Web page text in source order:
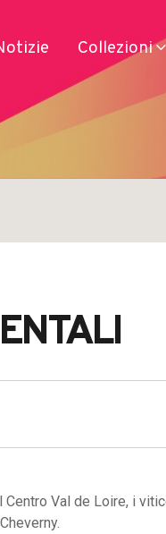
Collezioni
Val de Loire, i